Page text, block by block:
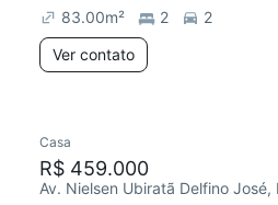
83.00m² 2
2
Ver contato
Casa
R$ 459.000
Av. Nielsen Ubiratã Delfino José,